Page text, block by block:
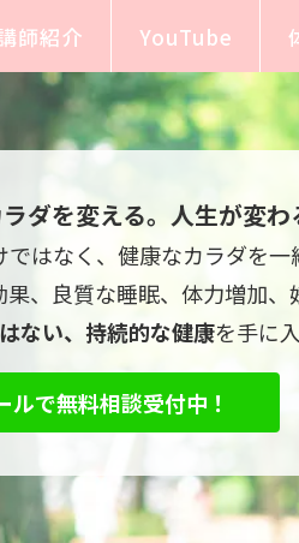
師紹介 YouTube
ダを変える。人生が変わ
はなく、健康なカラダを一
、良質な睡眠、体力増加
ない、持続的な健康を手に
ルで無料相談受付中！